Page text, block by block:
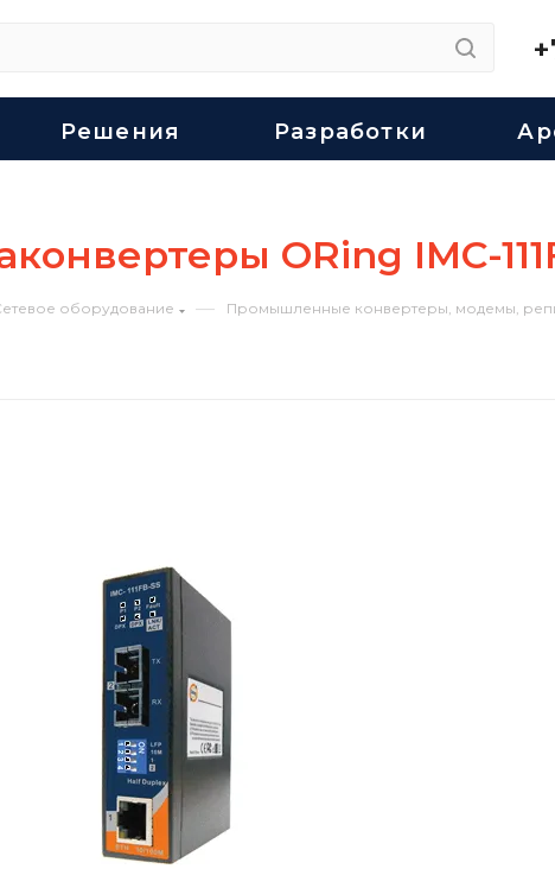
Решения Разработки
ORing IMC-
оборудование — Промышленные конвертеры, модемы,